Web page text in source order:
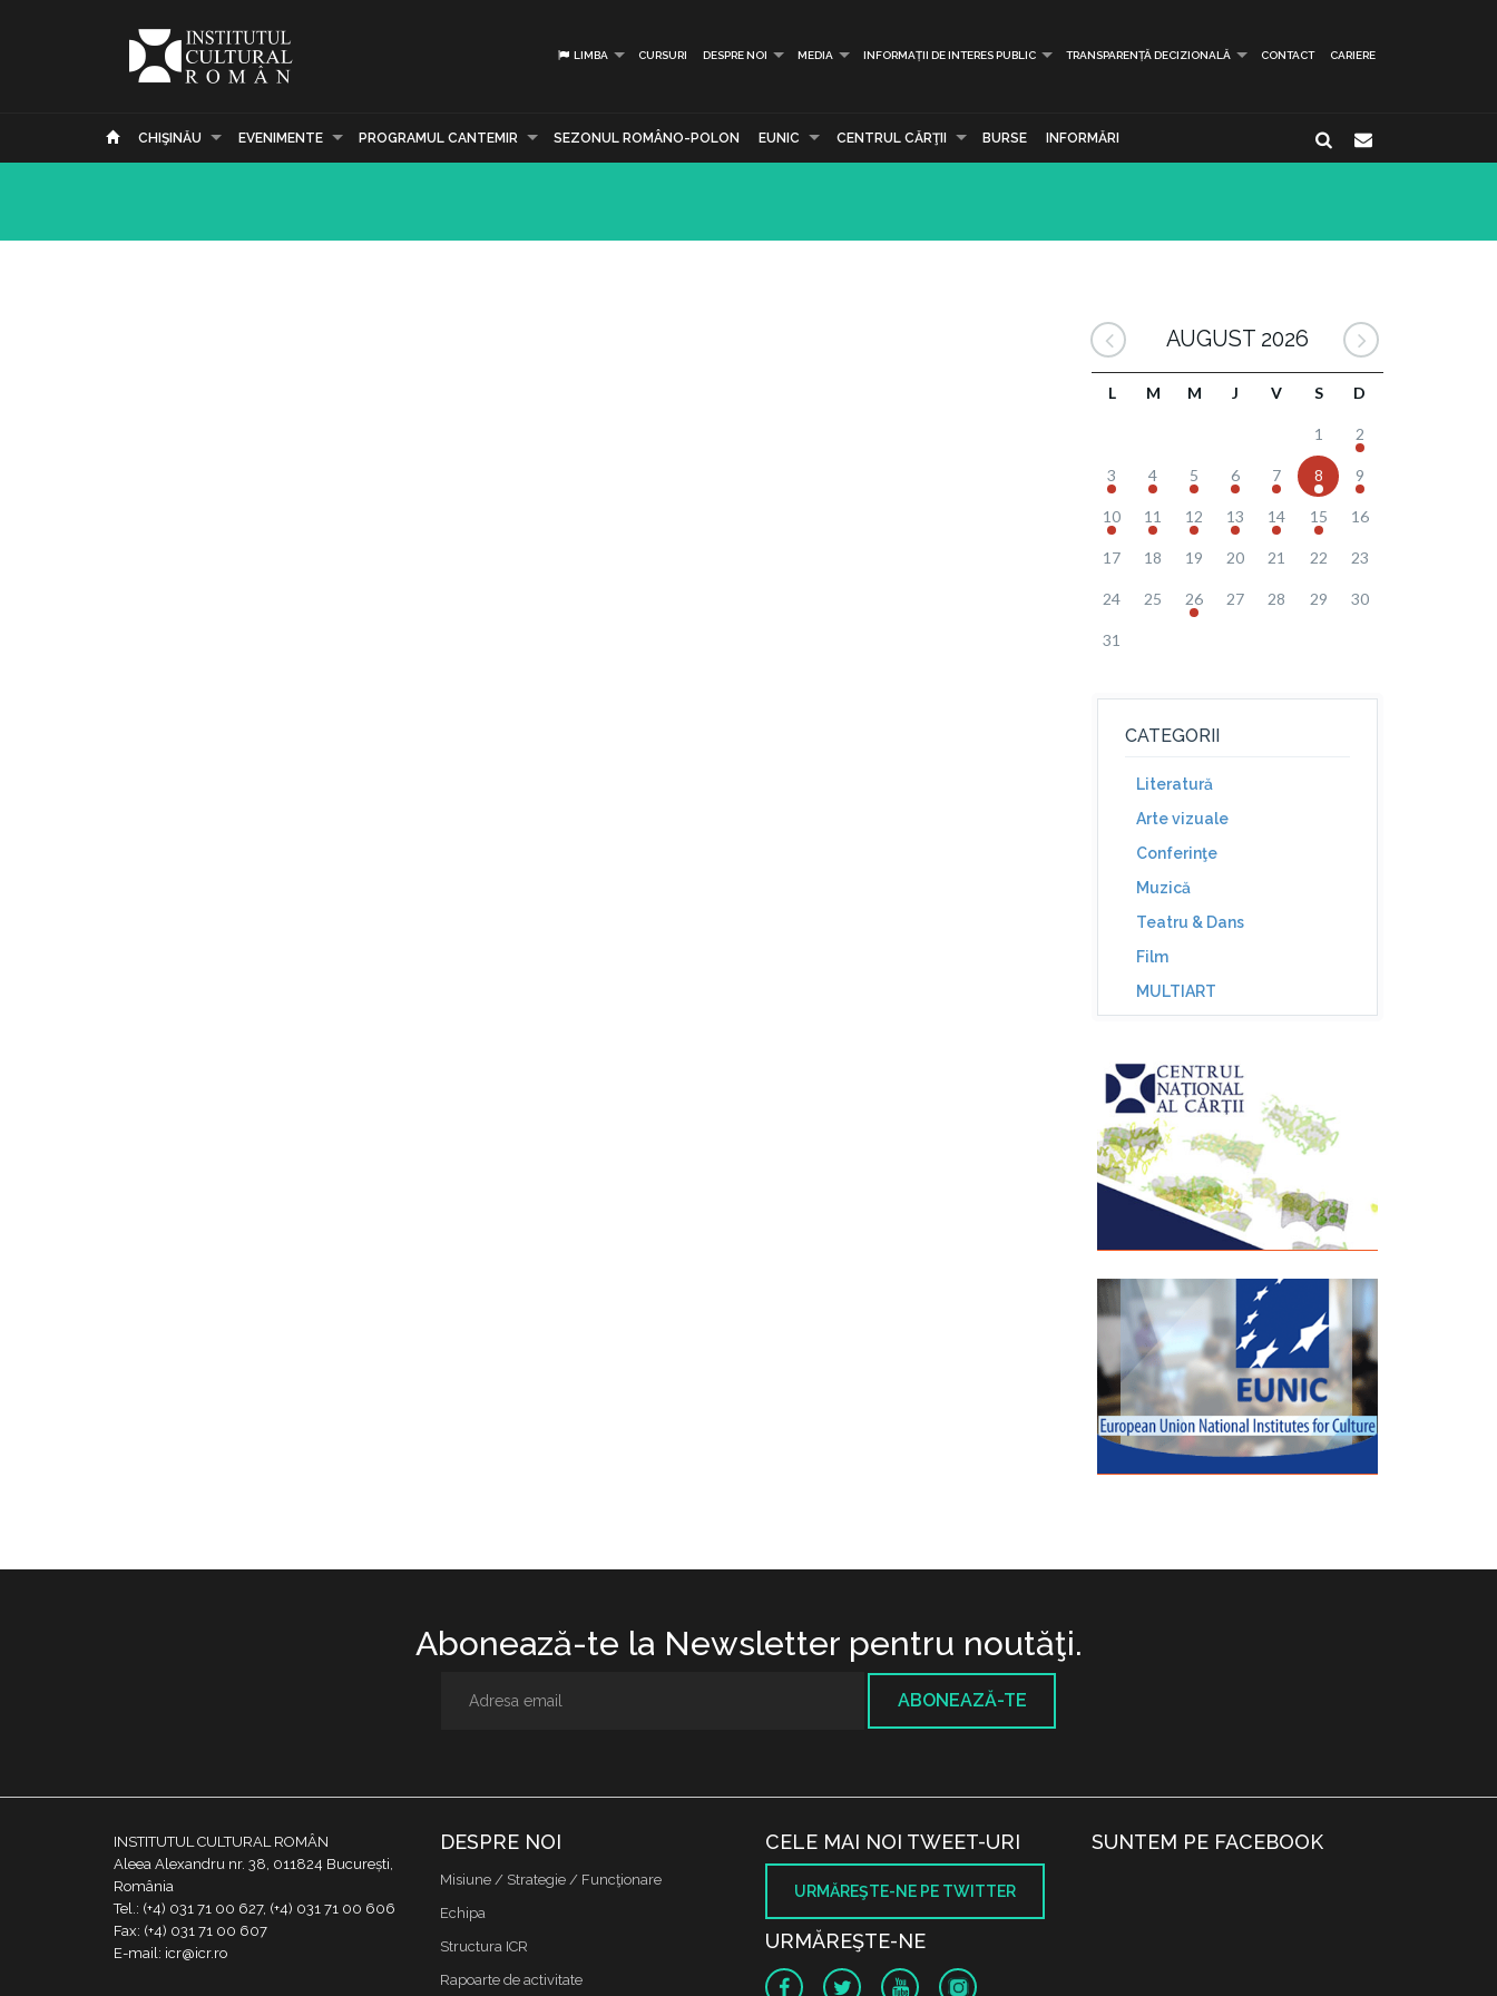
LIMBA CURSURI DESPRE NOI MEDIA INFORMAȚII DE INTERES PUBLIC TRANSPARENȚĂ DECIZIONALĂ CONTACT CARIERE
CHIŞINĂU EVENIMENTE PROGRAMUL CANTEMIR SEZONUL ROMÂNO-POLON EUNIC CENTRUL CĂRŢII BURSE INFORMĂRI
AUGUST 2026
L M M J V S D
1 2
3 4 5 6 7 8 9
10 11 12 13 14 15 16
17 18 19 20 21 22 23
24 25 26 27 28 29 30
31
CATEGORII
Literatură
Arte vizuale
Conferinţe
Muzică
Teatru & Dans
Film
MULTIART
Abonează-te la Newsletter pentru noutăţi.
ABONEAZĂ-TE
INSTITUTUL CULTURAL ROMÂN
Aleea Alexandru nr. 38, 011824 București,
România
Tel.: (+4) 031 71 00 627, (+4) 031 71 00 606
Fax: (+4) 031 71 00 607
E-mail: icr@icr.ro
DESPRE NOI
Misiune / Strategie / Funcţionare
Echipa
Structura ICR
Rapoarte de activitate
CELE MAI NOI TWEET-URI
URMĂREŞTE-NE PE TWITTER
URMĂREŞTE-NE
SUNTEM PE FACEBOOK